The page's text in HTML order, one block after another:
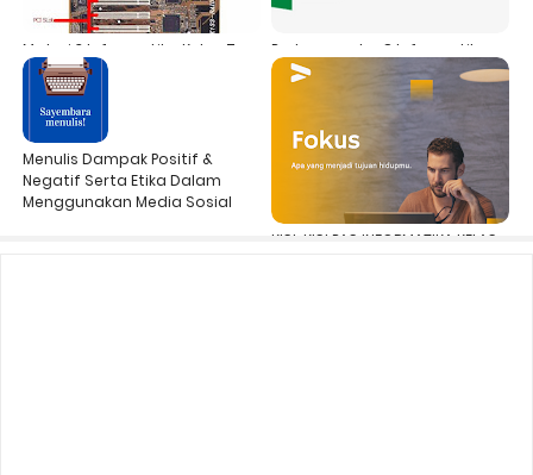
Materi 3 Informatika Kelas 7
Perangkat Pemrosesan Pada
Komputer
Pertemuan ke-8 Informatika
Kelas 7 Mengenal Data Berupa
Angka dan Hasil Perhitungan
Menulis Dampak Positif &
Negatif Serta Etika Dalam
Menggunakan Media Sosial
KISI-KISI PAS INFORMATIKA KELAS